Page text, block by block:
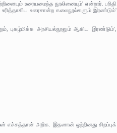
உரையமைந்த நூலினையும்' என்றார். பரிதி
உரித்தாகிய உரைசான்ற கலைநூல்களும் இரண்டும்'
புகழ்மிக்க அரசியல்நூலும் ஆகிய இரண்டும்',
எச்சத்தான் அறிக. இதனான் ஒற்றினது சிறப்புக்